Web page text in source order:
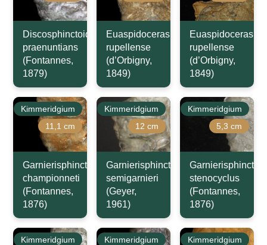
Discosphinctoides
praenuntians
(Fontannes,
1879)
Euaspidoceras
rupellense
(d’Orbigny,
1849)
Euaspidoceras
rupellense
(d’Orbigny,
1849)
Kimmeridgium
11,1 cm
Garnierisphinctes
championneti
(Fontannes,
1876)
Kimmeridgium
12 cm
Garnierisphinctes
semigarnieri
(Geyer,
1961)
Kimmeridgium
5,3 cm
Garnierisphinctes
stenocyclus
(Fontannes,
1876)
Kimmeridgium Kimmeridgium Kimmeridgium